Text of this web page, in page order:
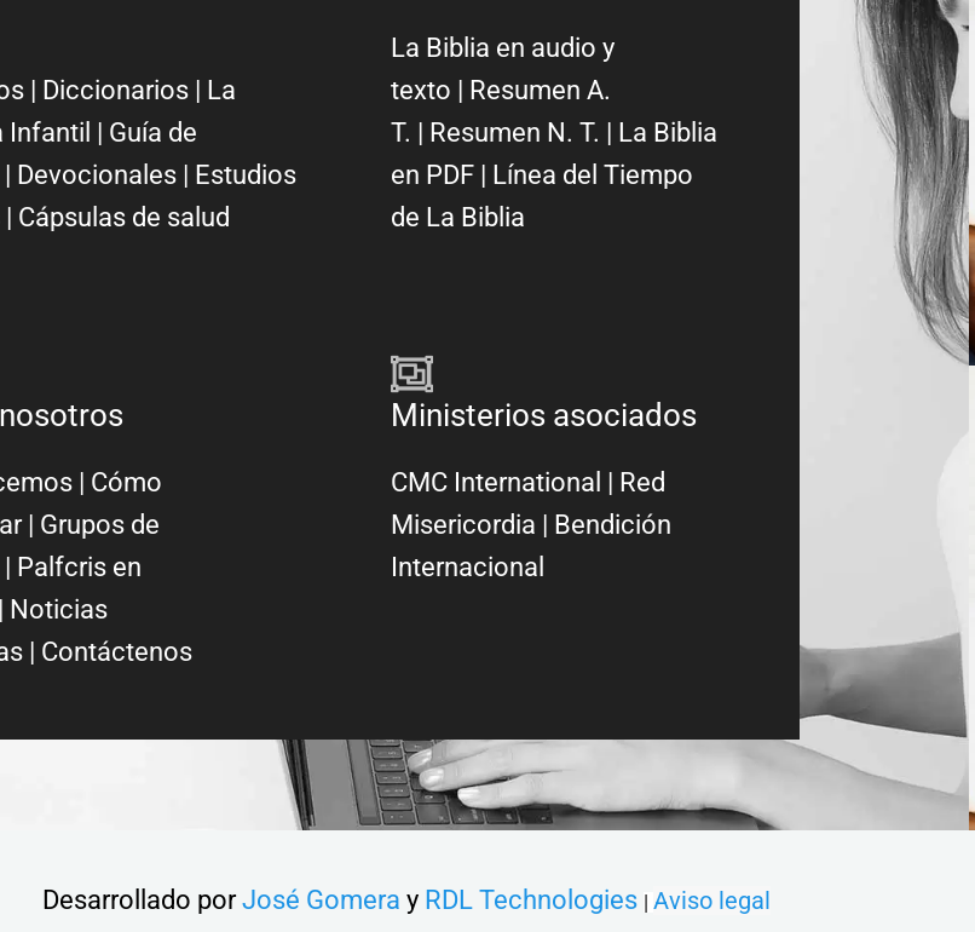
| Diccionarios| La
Infantil | Guía de
| Devocionales| Estudios
| Cápsulas de salud
La Biblia en audio y
texto | Resumen A.
T. | Resumen N. T. | La Biblia
en PDF| Línea del Tiempo
de La Biblia
| Cómo
| Grupos de
| Palfcris en
| Noticias
| Contáctenos
Ministerios asociados
CMC International | Red
Misericordia | Bendición
Internacional
Desarrollado porJosé Gomera y RDL Technologies Aviso legal